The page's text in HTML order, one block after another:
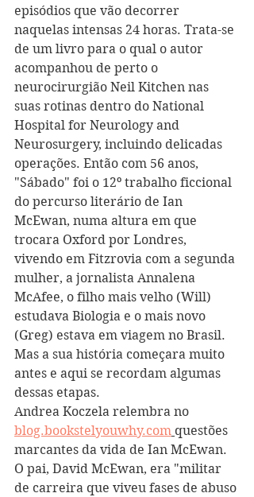
episódios que vão decorrer
naquelas intensas 24 horas. Trata-se
de um livro para o qual o autor
acompanhou de perto o
neurocirurgião Neil Kitchen nas
suas rotinas dentro do National
Hospital for Neurology and
Neurosurgery, incluindo delicadas
operações. Então com 56 anos,
"Sábado" foi o 12º trabalho ficcional
do percurso literário de Ian
McEwan, numa altura em que
trocara Oxford por Londres,
vivendo em Fitzrovia com a segunda
mulher, a jornalista Annalena
McAfee, o filho mais velho (Will)
estudava Biologia e o mais novo
(Greg) estava em viagem no Brasil.
Mas a sua história começara muito
antes e aqui se recordam algumas
dessas etapas.
Andrea Koczela relembra no
blog.bookstelyouwhy.com questões
marcantes da vida de Ian McEwan.
O pai, David McEwan, era "militar
de carreira que viveu fases de abuso